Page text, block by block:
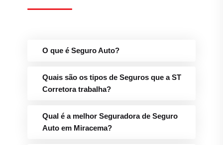
O que é Seguro Auto?
Quais são os tipos de Seguros que a ST
Corretora trabalha?
Qual é a melhor Seguradora de Seguro
Auto em Miracema?